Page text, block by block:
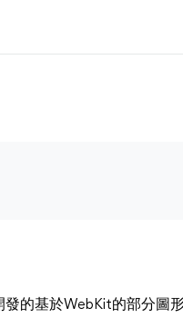
的基於WebKit的部分圖